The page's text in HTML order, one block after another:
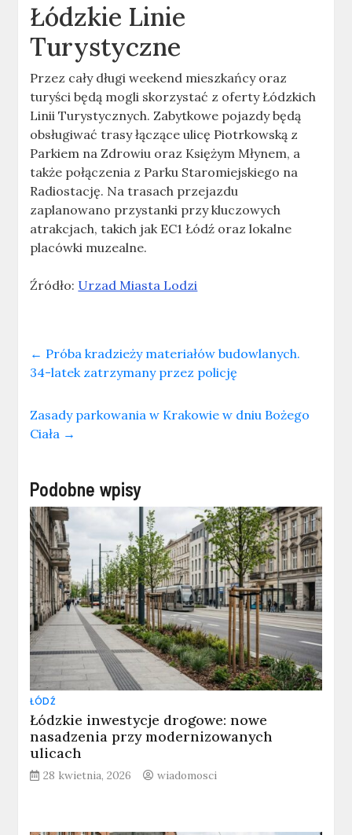
Łódzkie Linie
Turystyczne
Przez cały długi weekend mieszkańcy oraz
turyści będą mogli skorzystać z oferty Łódzkich
Linii Turystycznych. Zabytkowe pojazdy będą
obsługiwać trasy łączące ulicę Piotrkowską z
Parkiem na Zdrowiu oraz Księżym Młynem, a
także połączenia z Parku Staromiejskiego na
Radiostację. Na trasach przejazdu
zaplanowano przystanki przy kluczowych
atrakcjach, takich jak EC1 Łódź oraz lokalne
placówki muzealne.
Źródło: Urzad Miasta Lodzi
← Próba kradzieży materiałów budowlanych.
34-latek zatrzymany przez policję
Zasady parkowania w Krakowie w dniu Bożego
Ciała →
Podobne wpisy
ŁÓDŹ
Łódzkie inwestycje drogowe: nowe
nasadzenia przy modernizowanych
ulicach
28 kwietnia, 2026 wiadomosci